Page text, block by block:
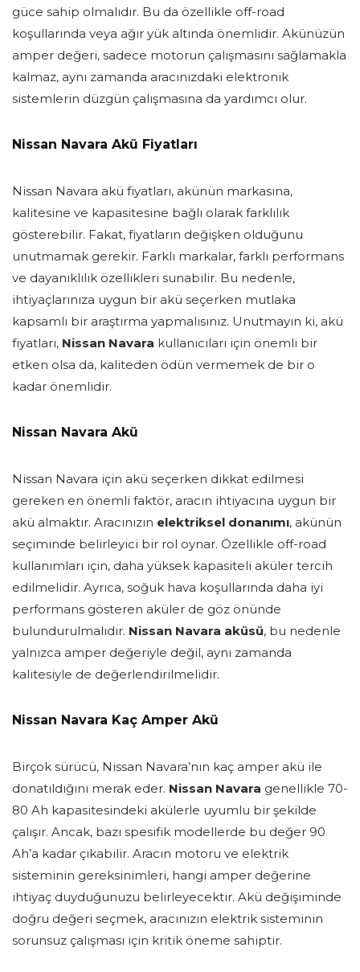
güce sahip olmalıdır. Bu da özellikle off-road
koşullarında veya ağır yük altında önemlidir. Akünüzün
amper değeri, sadece motorun çalışmasını sağlamakla
kalmaz, aynı zamanda aracınızdaki elektronik
sistemlerin düzgün çalışmasına da yardımcı olur.
Nissan Navara Akü Fiyatları
Nissan Navara akü fiyatları, akünün markasına,
kalitesine ve kapasitesine bağlı olarak farklılık
gösterebilir. Fakat, fiyatların değişken olduğunu
unutmamak gerekir. Farklı markalar, farklı performans
ve dayanıklılık özellikleri sunabilir. Bu nedenle,
ihtiyaçlarınıza uygun bir akü seçerken mutlaka
kapsamlı bir araştırma yapmalısınız. Unutmayın ki, akü
fiyatları, Nissan Navara kullanıcıları için önemli bir
etken olsa da, kaliteden ödün vermemek de bir o
kadar önemlidir.
Nissan Navara Akü
Nissan Navara için akü seçerken dikkat edilmesi
gereken en önemli faktör, aracın ihtiyacına uygun bir
akü almaktır. Aracınızın elektriksel donanımı, akünün
seçiminde belirleyici bir rol oynar. Özellikle off-road
kullanımları için, daha yüksek kapasiteli aküler tercih
edilmelidir. Ayrıca, soğuk hava koşullarında daha iyi
performans gösteren aküler de göz önünde
bulundurulmalıdır. Nissan Navara aküsü, bu nedenle
yalnızca amper değeriyle değil, aynı zamanda
kalitesiyle de değerlendirilmelidir.
Nissan Navara Kaç Amper Akü
Birçok sürücü, Nissan Navara’nın kaç amper akü ile
donatıldığını merak eder. Nissan Navara genellikle 70-
80 Ah kapasitesindeki akülerle uyumlu bir şekilde
çalışır. Ancak, bazı spesifik modellerde bu değer 90
Ah’a kadar çıkabilir. Aracın motoru ve elektrik
sisteminin gereksinimleri, hangi amper değerine
ihtiyaç duyduğunuzu belirleyecektir. Akü değişiminde
doğru değeri seçmek, aracınızın elektrik sisteminin
sorunsuz çalışması için kritik öneme sahiptir.